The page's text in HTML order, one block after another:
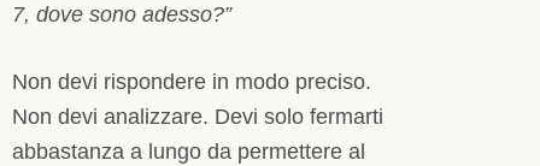
7, dove sono adesso?”
Non devi rispondere in modo preciso.
Non devi analizzare. Devi solo fermarti
abbastanza a lungo da permettere al